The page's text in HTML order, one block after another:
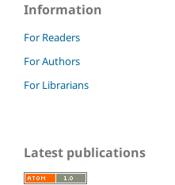
Information
For Readers
For Authors
For Librarians
Latest publications